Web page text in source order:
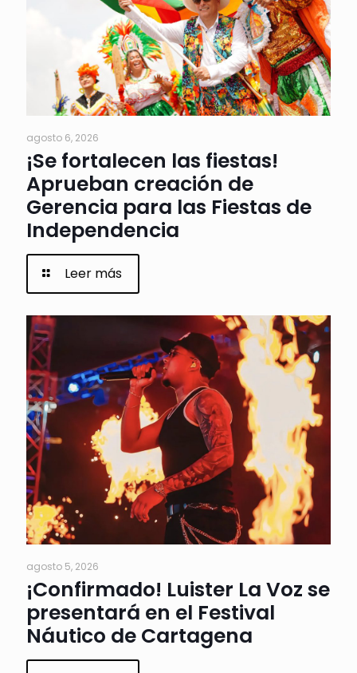
agosto 6, 2026
¡Se fortalecen las fiestas!
Aprueban creación de
Gerencia para las Fiestas de
Independencia
Leer más
agosto 5, 2026
¡Confirmado! Luister La Voz se
presentará en el Festival
Náutico de Cartagena